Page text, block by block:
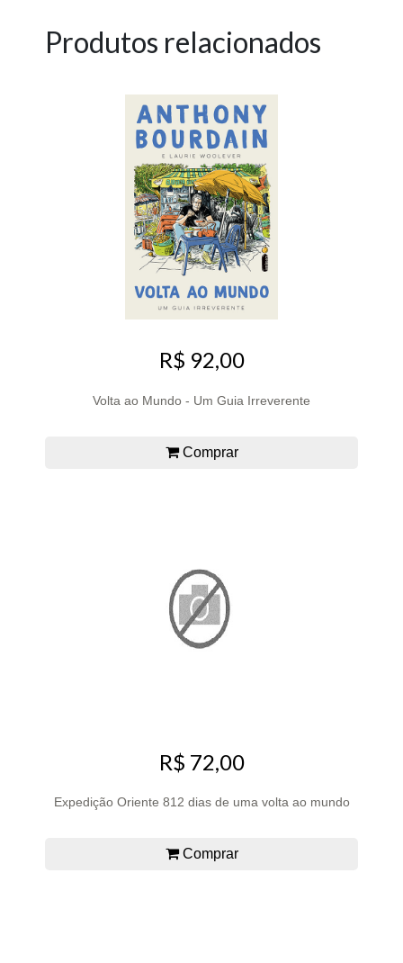
Produtos relacionados
R$ 92,00
Volta ao Mundo - Um Guia Irreverente
Comprar
R$ 72,00
Expedição Oriente 812 dias de uma volta ao mundo
Comprar